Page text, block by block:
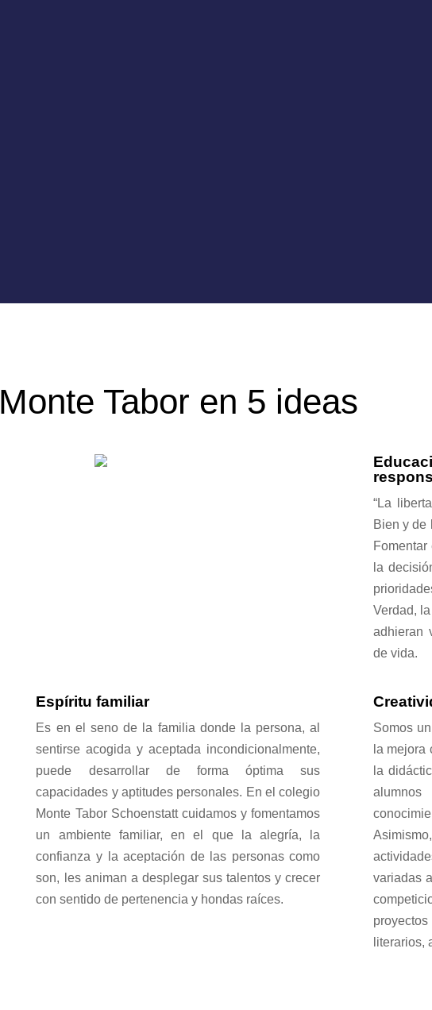
Monte Tabor en 5 ideas
“La
Bien y de
la
Verdad,
adhieran
de vida.
Espíritu familiar
Es en el seno de la familia donde la persona, al
sentirse acogida y aceptada incondicionalmente,
puede desarrollar de forma óptima sus
capacidades y aptitudes personales. En el colegio
Monte Tabor Schoenstatt cuidamos y fomentamos
un ambiente familiar, en el que la alegría, la
confianza y la aceptación de las personas como
son, les animan a desplegar sus talentos y crecer
con sentido de pertenencia y hondas raíces.
Somos
la mejora
la
variadas
literarios,